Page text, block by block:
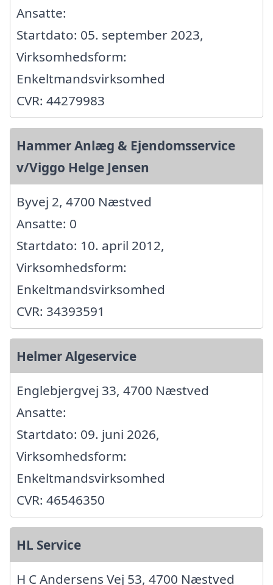
Ansatte:
Startdato: 05. september 2023,
Virksomhedsform:
Enkeltmandsvirksomhed
CVR: 44279983
Hammer Anlæg & Ejendomsservice
v/Viggo Helge Jensen
Byvej 2, 4700 Næstved
Ansatte: 0
Startdato: 10. april 2012,
Virksomhedsform:
Enkeltmandsvirksomhed
CVR: 34393591
Helmer Algeservice
Englebjergvej 33, 4700 Næstved
Ansatte:
Startdato: 09. juni 2026,
Virksomhedsform:
Enkeltmandsvirksomhed
CVR: 46546350
HL Service
H C Andersens Vej 53, 4700 Næstved